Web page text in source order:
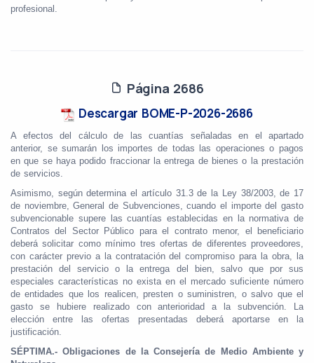
profesional.
Página 2686
Descargar BOME-P-2026-2686
A efectos del cálculo de las cuantías señaladas en el apartado
anterior, se sumarán los importes de todas las operaciones o pagos
en que se haya podido fraccionar la entrega de bienes o la prestación
de servicios.
Asimismo, según determina el artículo 31.3 de la Ley 38/2003, de 17
de noviembre, General de Subvenciones, cuando el importe del gasto
subvencionable supere las cuantías establecidas en la normativa de
Contratos del Sector Público para el contrato menor, el beneficiario
deberá solicitar como mínimo tres ofertas de diferentes proveedores,
con carácter previo a la contratación del compromiso para la obra, la
prestación del servicio o la entrega del bien, salvo que por sus
especiales características no exista en el mercado suficiente número
de entidades que los realicen, presten o suministren, o salvo que el
gasto se hubiere realizado con anterioridad a la subvención. La
elección entre las ofertas presentadas deberá aportarse en la
justificación.
SÉPTIMA.- Obligaciones de la Consejería de Medio Ambiente y